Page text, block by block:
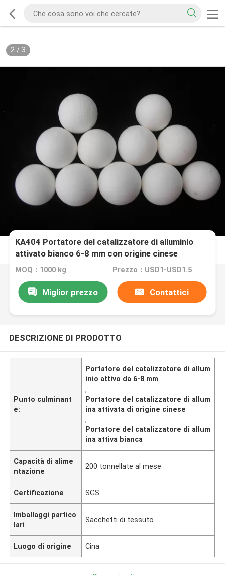
2/ 3
KA404 Portatore del catalizzatore di alluminio
attivato bianco 6-8 mm con origine cinese
MOQ：1000 kg Prezzo：USD1-USD1.5
Miglior prezzo Contattici
DESCRIZIONE DI PRODOTTO
Punto culminant
e:
Portatore del catalizzatore di allum
inio attivo da 6-8 mm
,
Portatore del catalizzatore di allum
ina attivata di origine cinese
,
Portatore del catalizzatore di allum
ina attiva bianca
Capacità di alime
ntazione
200 tonnellate al mese
Certificazione SGS
Imballaggi partico
lari
Sacchetti di tessuto
Luogo di origine Cina